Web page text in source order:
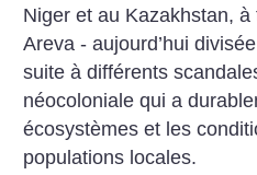
Niger et au Kazakhstan,
Areva - aujourd’hui
suite à différents
néocoloniale qui a
écosystèmes et les
populations locales.